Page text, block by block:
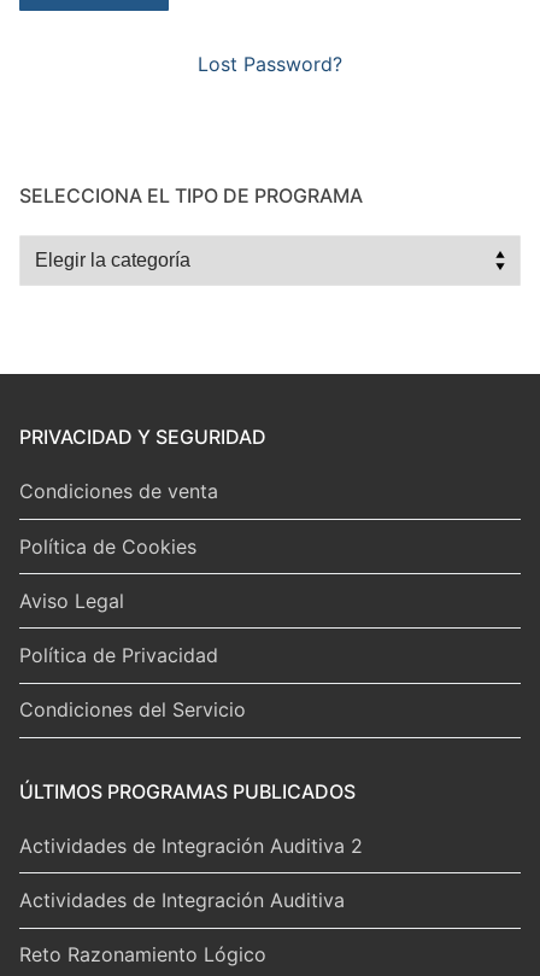
Lost Password?
SELECCIONA EL TIPO DE PROGRAMA
Selecciona
programa
PRIVACIDAD Y SEGURIDAD
Condiciones de venta
Política de Cookies
Aviso Legal
Política de Privacidad
Condiciones del Servicio
ÚLTIMOS PROGRAMAS PUBLICADOS
Actividades de Integración Auditiva 2
Actividades de Integración Auditiva
Reto Razonamiento Lógico